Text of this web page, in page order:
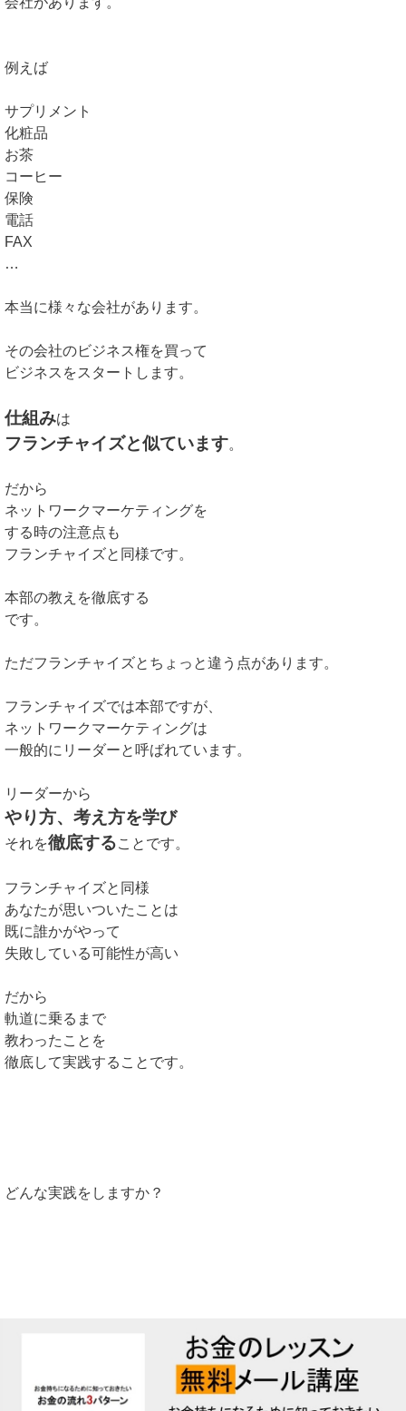
例えば
サプリメント
化粧品
お茶
コーヒー
保険
電話
FAX
…
本当に様々な会社があります。
その会社のビジネス権を買って
ビジネスをスタートします。
仕組みは
フランチャイズと似ています。
だから
ネットワークマーケティングを
する時の注意点も
フランチャイズと同様です。
本部の教えを徹底する
です。
ただフランチャイズとちょっと違う点があります。
フランチャイズでは本部ですが、
ネットワークマーケティングは
一般的にリーダーと呼ばれています。
リーダーから
やり方、考え方を学び
それを徹底することです。
フランチャイズと同様
あなたが思いついたことは
既に誰かがやって
失敗している可能性が高い
だから
軌道に乗るまで
教わったことを
徹底して実践することです。
どんな実践をしますか？